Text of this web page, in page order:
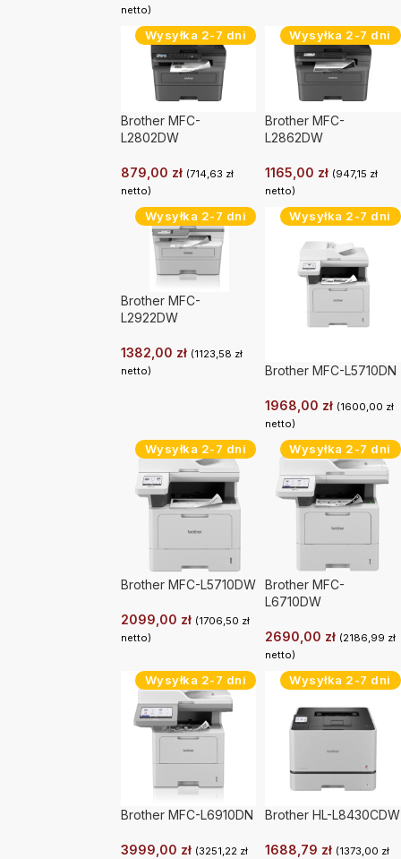
netto)
Wysyłka 2-7 dni
Brother MFC-
L2802DW
879,00 zł (714,63 zł
netto)
Wysyłka 2-7 dni
Brother MFC-
L2862DW
1165,00 zł (947,15 zł
netto)
Wysyłka 2-7 dni
Brother MFC-
L2922DW
1382,00 zł (1123,58 zł
netto)
Wysyłka 2-7 dni
Brother MFC-L5710DN
1968,00 zł (1600,00 zł
netto)
Wysyłka 2-7 dni
Brother MFC-L5710DW
2099,00 zł (1706,50 zł
netto)
Wysyłka 2-7 dni
Brother MFC-
L6710DW
2690,00 zł (2186,99 zł
netto)
Wysyłka 2-7 dni
Brother MFC-L6910DN
3999,00 zł (3251,22 zł
Wysyłka 2-7 dni
Brother HL-L8430CDW
1688,79 zł (1373,00 zł